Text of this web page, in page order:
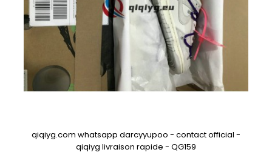
qiqiyg.com whatsapp darcyyupoo - contact official -
qiqiyg livraison rapide - QG159